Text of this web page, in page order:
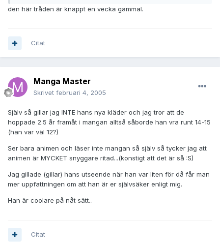
den här tråden är knappt en vecka gammal.
Citat
Manga Master
Skrivet februari 4, 2005
Själv så gillar jag INTE hans nya kläder och jag tror att de
hoppade 2.5 år framåt i mangan alltså såborde han vra runt 14-15
(han var väl 12?)
Ser bara animen och läser inte mangan så själv så tycker jag att
animen är MYCKET snyggare ritad...(konstigt att det är så :S)
Jag gillade (gillar) hans utseende när han var liten för då får man
mer uppfattningen om att han är er självsäker enligt mig.
Han är coolare på nåt sätt..
Citat